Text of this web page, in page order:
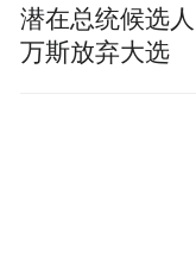
潜在总统候选
万斯放弃大选